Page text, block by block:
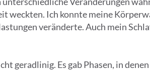
weckten. Ich konnte meine
veränderte. Auch mein
geradlinig. Es gab Phasen, in